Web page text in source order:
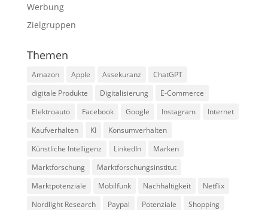
Werbung
Zielgruppen
Themen
Amazon Apple Assekuranz
ChatGPT
digitale Produkte
Digitalisierung
E-Commerce
Elektroauto
Facebook Google Instagram
Internet
Kaufverhalten
KI
Konsumverhalten
Künstliche Intelligenz
LinkedIn
Marken
Marktforschung
Marktforschungsinstitut
Marktpotenziale
Mobilfunk Nachhaltigkeit
Netflix
Nordlight Research
Paypal Potenziale
Shopping